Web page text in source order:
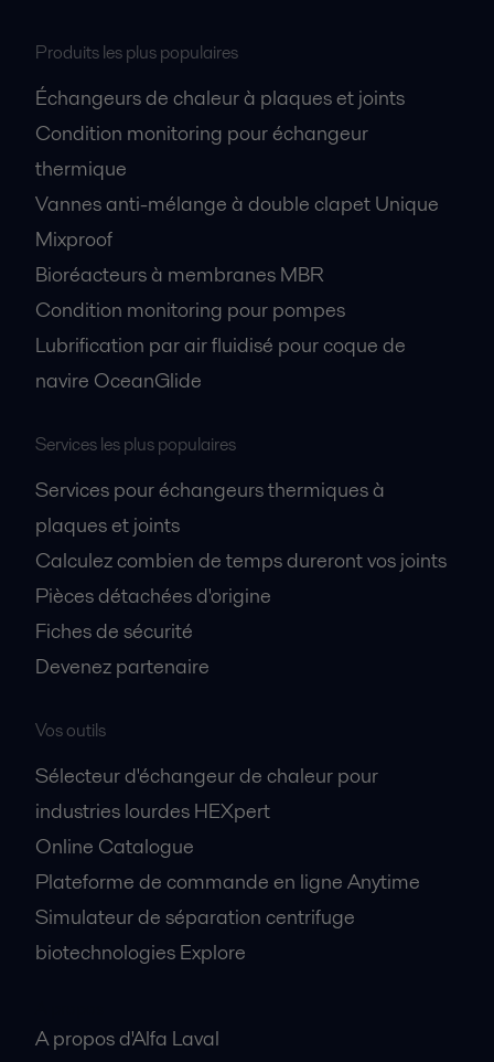
Produits les plus populaires
Échangeurs de chaleur à plaques et joints
Condition monitoring pour échangeur
thermique
Vannes anti-mélange à double clapet Unique
Mixproof
Bioréacteurs à membranes MBR
Condition monitoring pour pompes
Lubrification par air fluidisé pour coque de
navire OceanGlide
Services les plus populaires
Services pour échangeurs thermiques à
plaques et joints
Calculez combien de temps dureront vos joints
Pièces détachées d'origine
Fiches de sécurité
Devenez partenaire
Vos outils
Sélecteur d'échangeur de chaleur pour
industries lourdes HEXpert
Online Catalogue
Plateforme de commande en ligne Anytime
Simulateur de séparation centrifuge
biotechnologies Explore
A propos d'Alfa Laval